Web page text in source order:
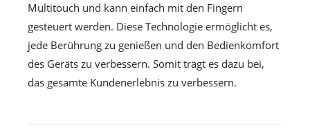
Multitouch und kann einfach mit den Fingern
gesteuert werden. Diese Technologie ermöglicht es,
jede Berührung zu genießen und den Bedienkomfort
des Geräts zu verbessern. Somit trägt es dazu bei,
das gesamte Kundenerlebnis zu verbessern.